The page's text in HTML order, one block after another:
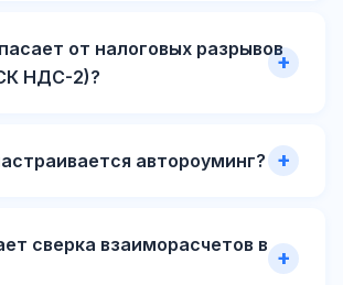
от налоговых разрывов
НДС-2)?
автороуминг?
сверка взаиморасчетов в